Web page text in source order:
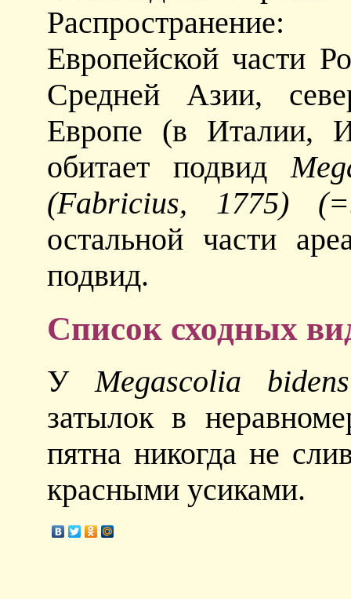
Европейской части
Средней Азии,
Европе (в Италии,
обитает подвид
(Fabricius, 1775)
остальной части
подвид.
Список сходных
У Megascolia
затылок в
пятна никогда не
красными усиками.